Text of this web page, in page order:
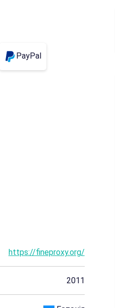
PayPal
https://fineproxy.org/
2011